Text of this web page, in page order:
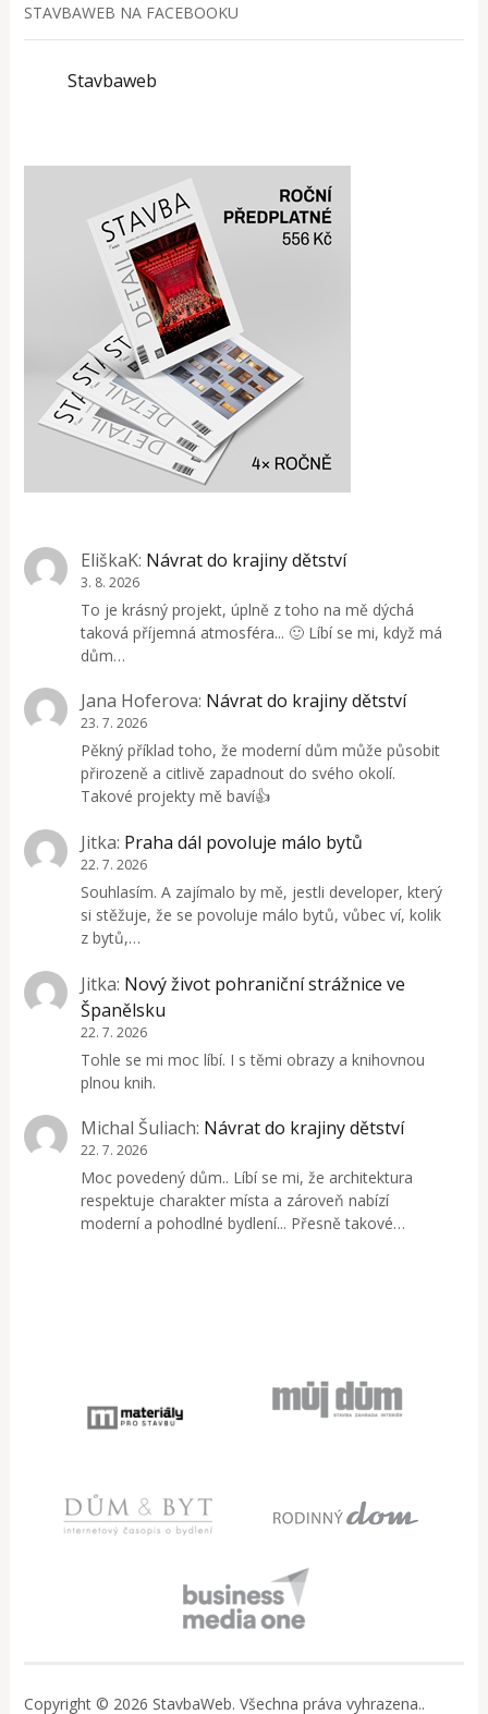
STAVBAWEB NA FACEBOOKU
Stavbaweb
EliškaK: Návrat do krajiny dětství
3. 8. 2026
To je krásný projekt, úplně z toho na mě dýchá
taková příjemná atmosféra... 🙂 Líbí se mi, když má
dům…
Jana Hoferova: Návrat do krajiny dětství
23. 7. 2026
Pěkný příklad toho, že moderní dům může působit
přirozeně a citlivě zapadnout do svého okolí.
Takové projekty mě baví👍
Jitka: Praha dál povoluje málo bytů
22. 7. 2026
Souhlasím. A zajímalo by mě, jestli developer, který
si stěžuje, že se povoluje málo bytů, vůbec ví, kolik
z bytů,…
Jitka: Nový život pohraniční strážnice ve
Španělsku
22. 7. 2026
Tohle se mi moc líbí. I s těmi obrazy a knihovnou
plnou knih.
Michal Šuliach: Návrat do krajiny dětství
22. 7. 2026
Moc povedený dům.. Líbí se mi, že architektura
respektuje charakter místa a zároveň nabízí
moderní a pohodlné bydlení... Přesně takové…
Copyright © 2026 StavbaWeb. Všechna práva vyhrazena..